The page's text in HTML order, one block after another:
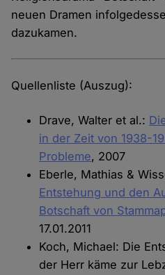
neuen Dramen
dazukamen.
Quellenliste (Auszug):
Drave, Walter et al.:
in der Zeit von 1938-
Probleme, 2007
Eberle, Mathias &
Entstehung und den
Botschaft von
17.01.2011
Koch, Michael: Die
der Herr käme zur